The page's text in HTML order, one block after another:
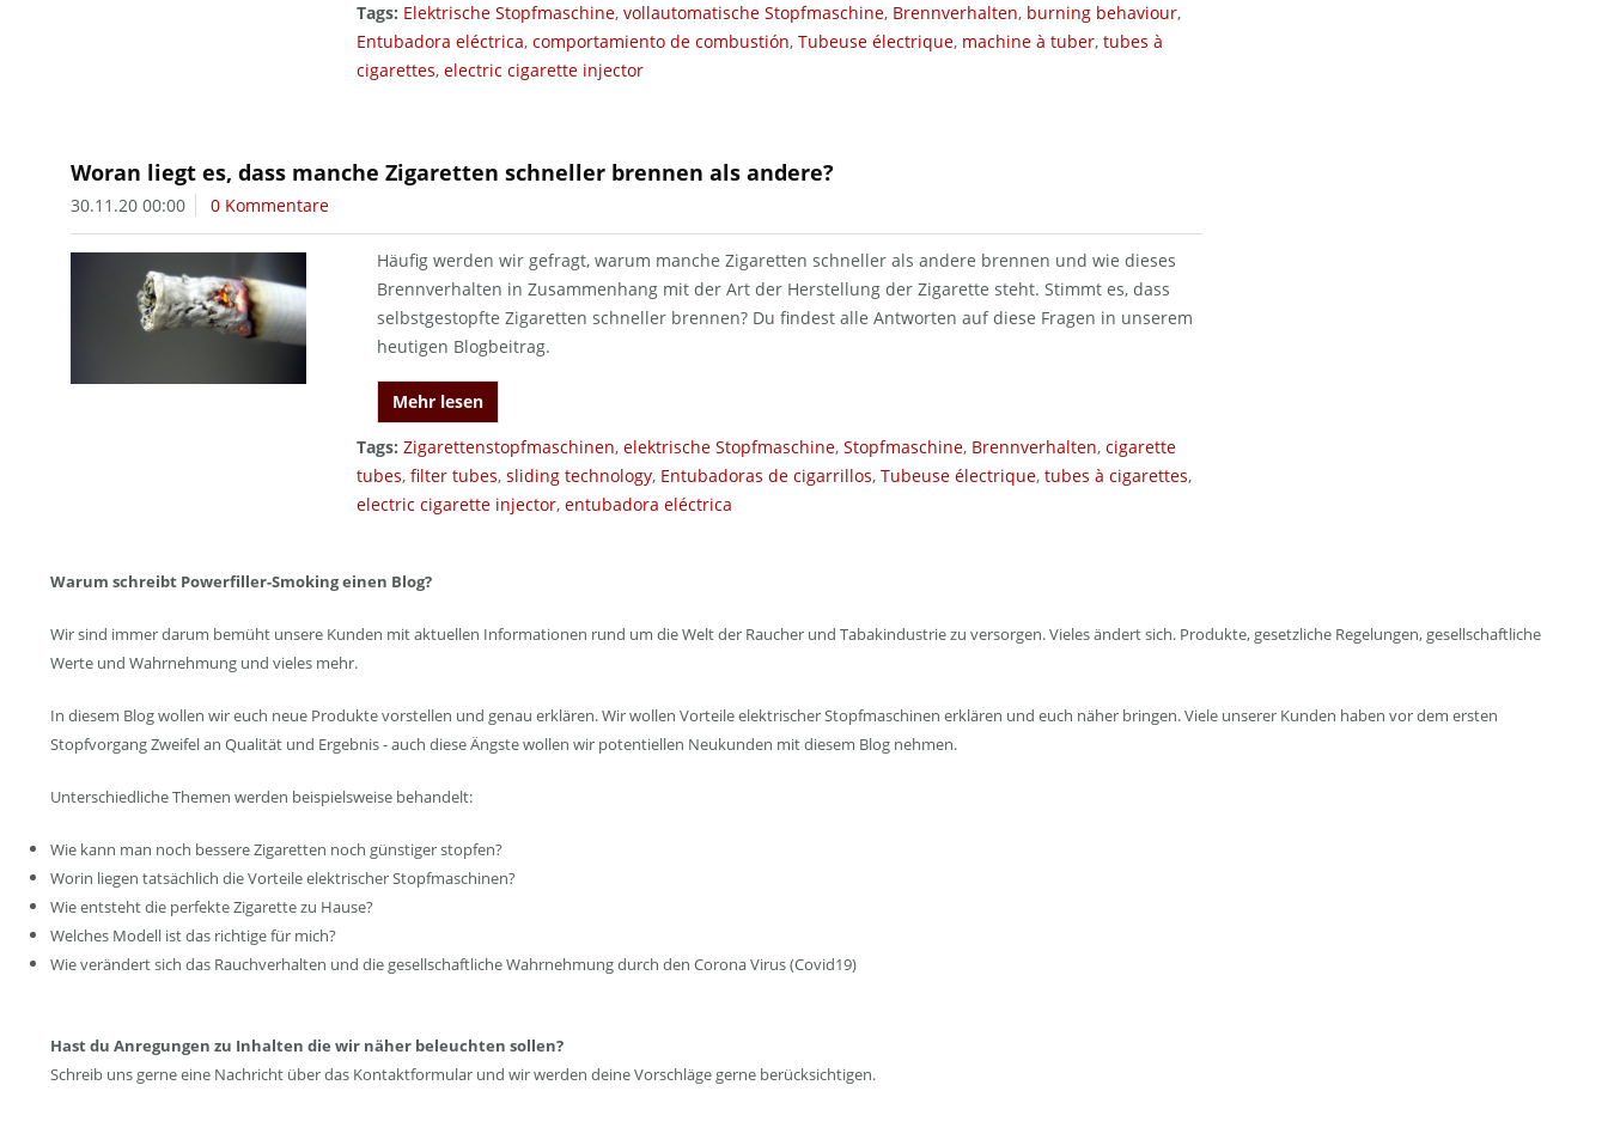
Tags: Elektrische Stopfmaschine, vollautomatische Stopfmaschine, Brennverhalten, burning behaviour,
Entubadora eléctrica, comportamiento de combustión, Tubeuse électrique, machine à tuber, tubes à
cigarettes, electric cigarette injector
Woran liegt es, dass manche Zigaretten schneller brennen als andere?
30.11.20 00:00 0 Kommentare
Häufig werden wir gefragt, warum manche Zigaretten schneller als andere brennen und wie dieses
Brennverhalten in Zusammenhang mit der Art der Herstellung der Zigarette steht. Stimmt es, dass
selbstgestopfte Zigaretten schneller brennen? Du findest alle Antworten auf diese Fragen in unserem
heutigen Blogbeitrag.
Mehr lesen
Tags: Zigarettenstopfmaschinen, elektrische Stopfmaschine, Stopfmaschine, Brennverhalten, cigarette
tubes, filter tubes, sliding technology, Entubadoras de cigarrillos, Tubeuse électrique, tubes à cigarettes,
electric cigarette injector, entubadora eléctrica
Warum schreibt Powerfiller-Smoking einen Blog?
Wir sind immer darum bemüht unsere Kunden mit aktuellen Informationen rund um die Welt der Raucher und Tabakindustrie zu versorgen. Vieles ändert sich. Produkte, gesetzliche Regelungen, gesellschaftliche
Werte und Wahrnehmung und vieles mehr.
In diesem Blog wollen wir euch neue Produkte vorstellen und genau erklären. Wir wollen Vorteile elektrischer Stopfmaschinen erklären und euch näher bringen. Viele unserer Kunden haben vor dem ersten
Stopfvorgang Zweifel an Qualität und Ergebnis - auch diese Ängste wollen wir potentiellen Neukunden mit diesem Blog nehmen.
Unterschiedliche Themen werden beispielsweise behandelt:
Wie kann man noch bessere Zigaretten noch günstiger stopfen?
Worin liegen tatsächlich die Vorteile elektrischer Stopfmaschinen?
Wie entsteht die perfekte Zigarette zu Hause?
Welches Modell ist das richtige für mich?
Wie verändert sich das Rauchverhalten und die gesellschaftliche Wahrnehmung durch den Corona Virus (Covid19)
Hast du Anregungen zu Inhalten die wir näher beleuchten sollen?
Schreib uns gerne eine Nachricht über das Kontaktformular und wir werden deine Vorschläge gerne berücksichtigen.